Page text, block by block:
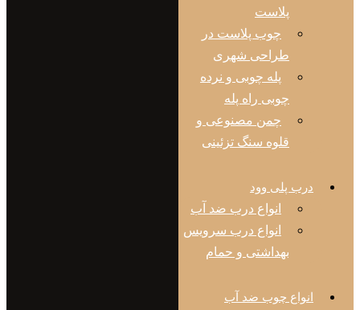
چوب پلاست در
طراحی شهری
پله چوبی و نرده
چوبی راه پله
چمن مصنوعی و
قلوه سنگ تزئینی
پلی وود
انواع درب ضد آب
انواع درب سرویس
بهداشتی و حمام
چوب ضد آب